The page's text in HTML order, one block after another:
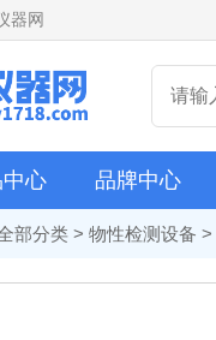
器网
心 品牌中心
部分类 > 物性检测设备 >